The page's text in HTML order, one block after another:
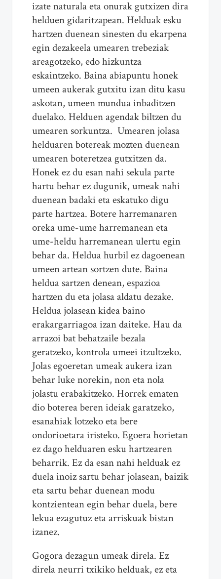
izate naturala eta onurak gutxizen dira
helduen gidaritzapean. Helduak esku
hartzen duenean sinesten du ekarpena
egin dezakeela umearen trebeziak
areagotzeko, edo hizkuntza
eskaintzeko. Baina abiapuntu honek
umeen aukerak gutxitu izan ditu kasu
askotan, umeen mundua inbaditzen
duelako. Helduen agendak biltzen du
umearen sorkuntza. Umearen jolasa
helduaren botereak mozten duenean
umearen boteretzea gutxitzen da.
Honek ez du esan nahi sekula parte
hartu behar ez dugunik, umeak nahi
duenean badaki eta eskatuko digu
parte hartzea. Botere harremanaren
oreka ume-ume harremanean eta
ume-heldu harremanean ulertu egin
behar da. Heldua hurbil ez dagoenean
umeen artean sortzen dute. Baina
heldua sartzen denean, espazioa
hartzen du eta jolasa aldatu dezake.
Heldua jolasean kidea baino
erakargarriagoa izan daiteke. Hau da
arrazoi bat behatzaile bezala
geratzeko, kontrola umeei itzultzeko.
Jolas egoeretan umeak aukera izan
behar luke norekin, non eta nola
jolastu erabakitzeko. Horrek ematen
dio boterea beren ideiak garatzeko,
esanahiak lotzeko eta bere
ondorioetara iristeko. Egoera horietan
ez dago helduaren esku hartzearen
beharrik. Ez da esan nahi helduak ez
duela inoiz sartu behar jolasean, baizik
eta sartu behar duenean modu
kontzientean egin behar duela, bere
lekua ezagutuz eta arriskuak bistan
izanez.
Gogora dezagun umeak direla. Ez
direla neurri txikiko helduak, ez eta